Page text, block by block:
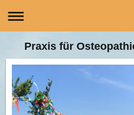
Praxis für